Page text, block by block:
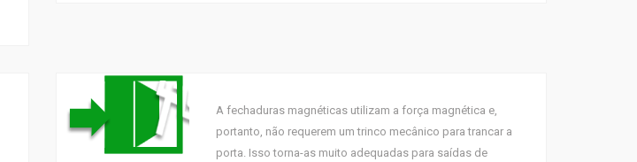
A fechaduras magnéticas utilizam a força magnética e,
portanto, não requerem um trinco mecânico para trancar a
porta. Isso torna-as muito adequadas para saídas de